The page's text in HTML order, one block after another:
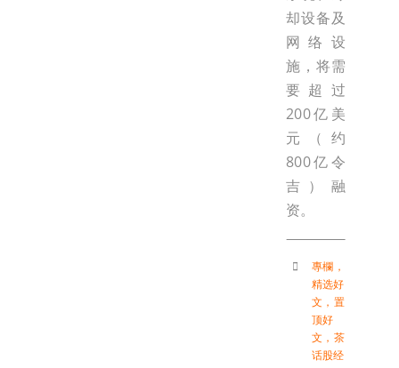
却设备及
网络设
施，将需
要超过
200亿美
元（约
800亿令
吉）融
资。
專欄 ，
精选好
文 ， 置
顶好
文 ， 茶
话股经